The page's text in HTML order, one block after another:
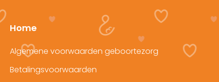
Home
Algemene voorwaarden geboortezorg
Betalingsvoorwaarden